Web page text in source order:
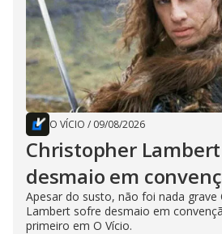
O VÍCIO / 09/08/2026
Christopher
desmaio em
Apesar do susto, não foi nada grave
Lambert sofre desmaio em
primeiro em O Vício.